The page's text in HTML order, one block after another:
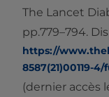
The Lancet
pp.779–794.
https://
8587(21)00119-
(dernier accès